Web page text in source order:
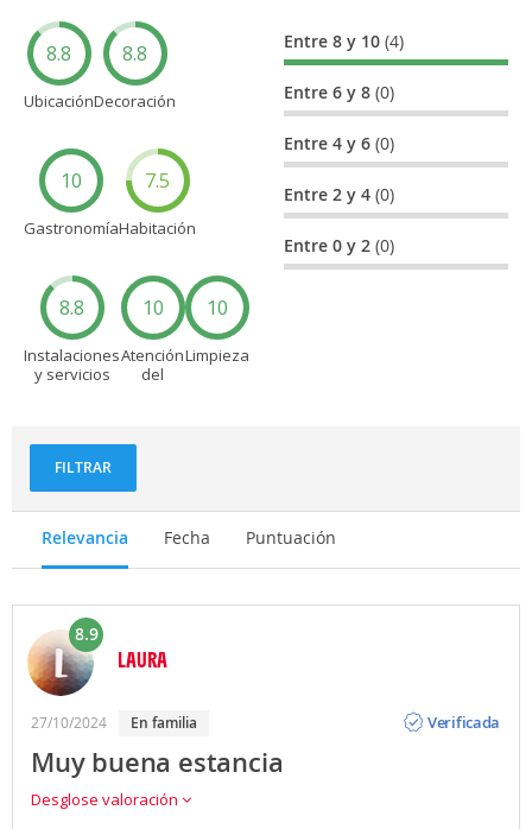
8.8
Ubicación
8.8
Decoración
10
Gastronomía
7.5
Habitación
8.8
Instalaciones
y servicios
10
Atención
del
10
Limpieza
Entre 8 y 10(4)
Entre 6 y 8(0)
Entre 4 y 6(0)
Entre 2 y 4(0)
Entre 0 y 2(0)
FILTRAR
Relevancia Fecha Puntuación
8.9
LAURA
27/10/2024 en familia
Verificada
Muy buena estancia
Desglose valoración